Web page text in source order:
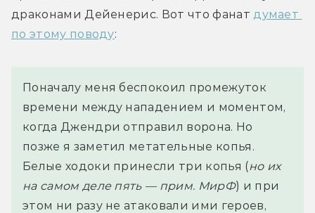
драконами Дейенерис. Вот что фанат думает
по этому поводу:
Поначалу меня беспокоил промежуток
времени между нападением и моментом,
когда Джендри отправил ворона. Но
позже я заметил метательные копья.
Белые ходоки принесли три копья (но их
на самом деле пять — прим. МирФ) и при
этом ни разу не атаковали ими героев,